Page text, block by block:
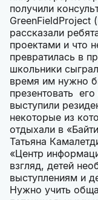
получили
рассказали
проектами и что
превратилась в
школьники
время им нужно
презентовать
выступили
некоторые из
отдыхали в
Татьяна
«Центр
взгляд, детей
выступлениям и
Нужно учить